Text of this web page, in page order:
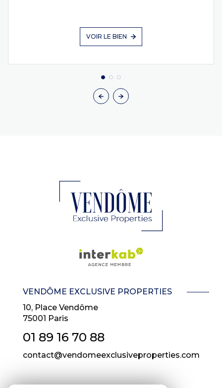
VOIR LE BIEN
VENDÔME EXCLUSIVE PROPERTIES
10, Place Vendôme
75001 Paris
01 89 16 70 88
contact@vendomeexclusiveproperties.com